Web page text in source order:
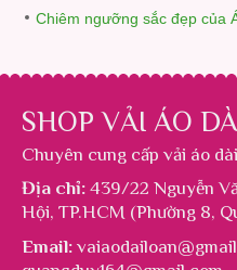
Chiêm ngưỡng sắc đẹp của
SHOP VẢI ÁO
Chuyên cung cấp vải áo
Địa chỉ: 439/22 Nguyễn
Hội, TP.HCM (Phường 8,
Email: